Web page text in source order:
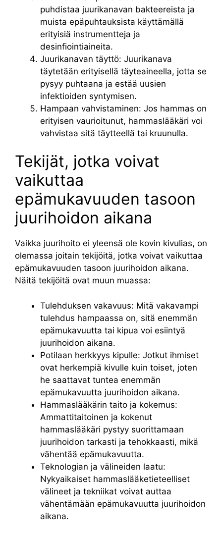
puhdistaa juurikanavan bakteereista ja
muista epäpuhtauksista käyttämällä
erityisiä instrumentteja ja
desinfiointiaineita.
Juurikanavan täyttö: Juurikanava
täytetään erityisellä täyteaineella, jotta se
pysyy puhtaana ja estää uusien
infektioiden syntymisen.
Hampaan vahvistaminen: Jos hammas on
erityisen vaurioitunut, hammaslääkäri voi
vahvistaa sitä täytteellä tai kruunulla.
Tekijät, jotka voivat
vaikuttaa
epämukavuuden tasoon
juurihoidon aikana
Vaikka juurihoito ei yleensä ole kovin kivulias, on
olemassa joitain tekijöitä, jotka voivat vaikuttaa
epämukavuuden tasoon juurihoidon aikana.
Näitä tekijöitä ovat muun muassa:
Tulehduksen vakavuus: Mitä vakavampi
tulehdus hampaassa on, sitä enemmän
epämukavuutta tai kipua voi esiintyä
juurihoidon aikana.
Potilaan herkkyys kipulle: Jotkut ihmiset
ovat herkempiä kivulle kuin toiset, joten
he saattavat tuntea enemmän
epämukavuutta juurihoidon aikana.
Hammaslääkärin taito ja kokemus:
Ammattitaitoinen ja kokenut
hammaslääkäri pystyy suorittamaan
juurihoidon tarkasti ja tehokkaasti, mikä
vähentää epämukavuutta.
Teknologian ja välineiden laatu:
Nykyaikaiset hammaslääketieteelliset
välineet ja tekniikat voivat auttaa
vähentämään epämukavuutta juurihoidon
aikana.